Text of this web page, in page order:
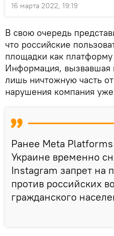
16 марта 2022, 19:19
В свою очередь
что российские
площадки как
Информация, вызвавшая
лишь ничтожную часть
нарушения компания
Ранее Meta
Украине временно
Instagram запрет на
против российских
гражданского